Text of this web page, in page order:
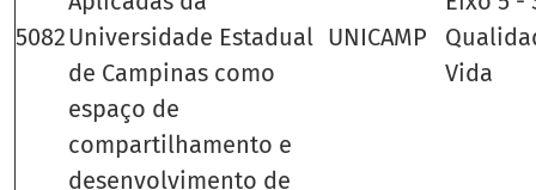
5082Universidade Estadual
de Campinas como
espaço de
compartilhamento e
desenvolvimento de
UNICAMP
Vida